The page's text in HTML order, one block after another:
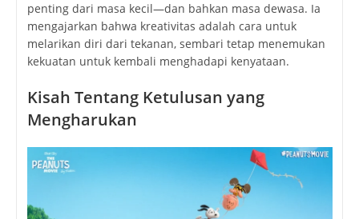
penting dari masa kecil—dan bahkan masa dewasa. Ia
mengajarkan bahwa kreativitas adalah cara untuk
melarikan diri dari tekanan, sembari tetap menemukan
kekuatan untuk kembali menghadapi kenyataan.
Kisah Tentang Ketulusan yang
Mengharukan